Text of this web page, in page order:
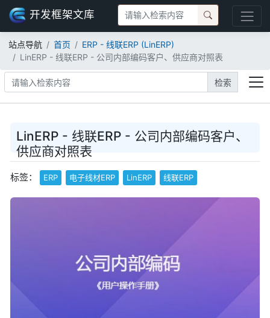
开发框架文库
站点导航 首页
ERP - 线联ERP (LinERP)
LinERP - 线联ERP - 公司内部编码客户、供应商对照表
检索
LinERP - 线联ERP - 公司内部编码客户、
供应商对照表
标签： ERP 电子线材ERP LinERP 线联ERP